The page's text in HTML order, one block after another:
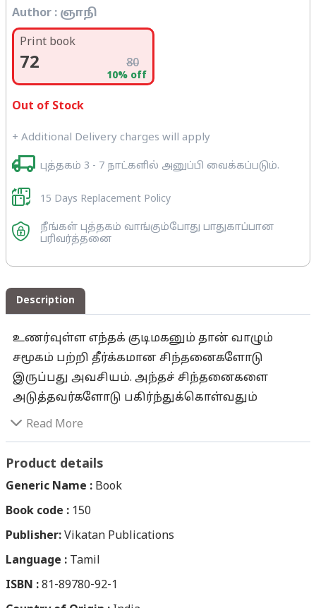
Author : ஞாநி
Print book
72 80
10% off
Out of Stock
+ Additional Delivery charges will apply
புத்தகம் 3 - 7 நாட்களில் அனுப்பி வைக்கப்படும்.
15 Days Replacement Policy
நீங்கள் புத்தகம் வாங்கும்போது பாதுகாப்பான
பரிவர்த்தனை
Description
உணர்வுள்ள எந்தக் குடிமகனும் தான் வாழும்
சமூகம் பற்றி தீர்க்கமான சிந்தனைகளோடு
இருப்பது அவசியம். அந்தச் சிந்தனைகளை
அடுத்தவர்களோடு பகிர்ந்துக்கொள்வதும்
அவசியம். மக்களின் பார்வையில் மக்களின்
பார்வையோடு, சமூகத்தில் நடப்பவற்றை எந்தப்
கூர்மையான விமர்சனங்கள். நேர்மையான
பார்வைகள். விகடன் குழும இதழ்களில்
எழுதுபவராகவும் சமயங்களில்
Read More
Product details
Generic Name : Book
Book code : 150
Publisher: Vikatan Publications
Language : Tamil
ISBN : 81-89780-92-1